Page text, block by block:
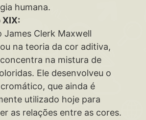
humana.
James Clerk Maxwell
na teoria da cor aditiva,
na mistura de
Ele desenvolveu o
que ainda é
utilizado hoje para
as relações entre as cores.